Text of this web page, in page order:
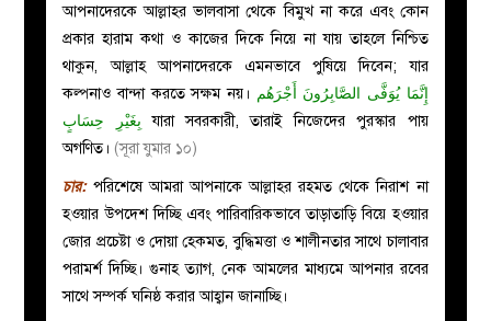
আপনাদেরকে আল্লাহর ভালবাসা থেকে বিমুখ না করে এবং কোন
প্রকার হারাম কথা ও কাজের দিকে নিয়ে না যায় তাহলে নিশ্চিত
থাকুন, আল্লাহ আপনাদেরকে এমনভাবে পুষিয়ে দিবেন; যার
কল্পনাও বান্দা করতে সক্ষম নয়। إِنَّمَا يُوَفَّى الصَّابِرُونَ أَجْرَهُم
بِغَيْرِ حِسَابٍ যারা সবরকারী, তারাই নিজেদের পুরস্কার পায়
অগণিত। (সূরা যুমার ১০)
চার: পরিশেষে আমরা আপনাকে আল্লাহর রহমত থেকে নিরাশ না
হওয়ার উপদেশ দিচ্ছি এবং পারিবারিকভাবে তাড়াতাড়ি বিয়ে হওয়ার
জোর প্রচেষ্টা ও দোয়া হেকমত, বুদ্ধিমত্তা ও শালীনতার সাথে চালাবার
পরামর্শ দিচ্ছি। গুনাহ ত্যাগ, নেক আমলের মাধ্যমে আপনার রবের
সাথে সম্পর্ক ঘনিষ্ঠ করার আহ্বান জানাচ্ছি।